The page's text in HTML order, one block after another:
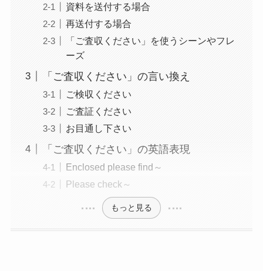
資料を送付する場合
再送付する場合
「ご査収ください」を使うシーンやフレ
ーズ
「ご査収ください」の言い換え
ご検収ください
ご査証ください
お目通し下さい
「ご査収ください」の英語表現
Enclosed please find～
Please check～
もっと見る